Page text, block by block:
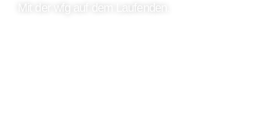
Mit der wfg auf dem Laufenden.